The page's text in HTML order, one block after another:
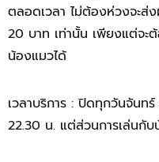
ตลอดเวลา ไม่ต้องห่วงจะส่
20 บาท เท่านั้น เพียงแต่จะ
น้องแมวได้
เวลาบริการ : ปิดทุกวันจันท
22.30 น. แต่ส่วนการเล่นกั